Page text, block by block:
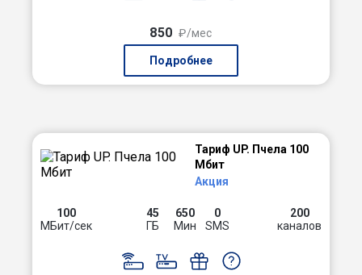
850 ₽/мес
Подробнее
Тариф UP. Пчела 100
Мбит
Акция
100
МБит/сек
45
ГБ
650
Мин
0
SMS
200
каналов